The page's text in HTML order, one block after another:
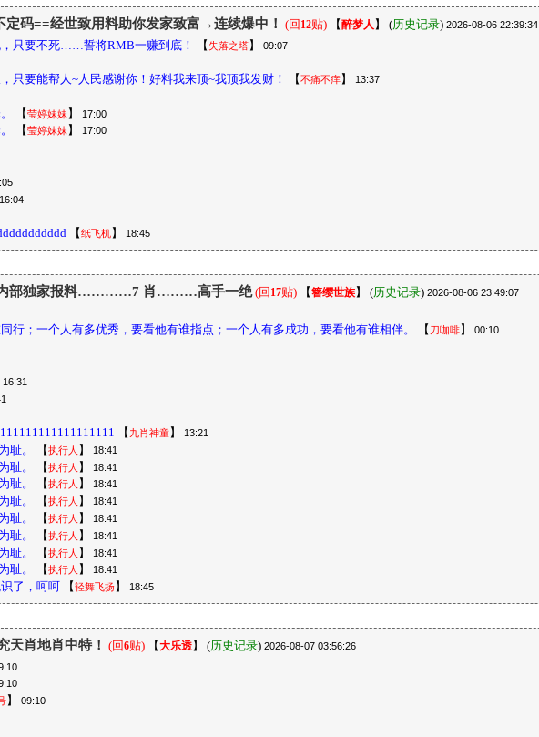
定码==经世致用料助你发家致富→连续爆中！ (回 12贴) 【醉梦人 】 (历史记录) 2026-08-06 22:39:34
只要不死……誓将RMB一赚到底！ 【失落之塔】 09:07
只要能帮人~人民感谢你！好料我来顶~我顶我发财！ 【不痛不痒】 13:37
【莹婷妹妹】 17:00
【莹婷妹妹】 17:00
16:04
【纸飞机】 18:45
内部独家报料…………7 肖………高手一绝 (回 17贴) 【簪缨世族】 (历史记录) 2026-08-06 23:49:07
行；一个人有多优秀，要看他有谁指点；一个人有多成功，要看他有谁相伴。 【 刀咖啡】 00:10
16:31
【 九肖神童】 13:21
耻。 【执行人 】 18:41
耻。 【执行人 】 18:41
耻。 【执行人 】 18:41
耻。 【执行人 】 18:41
耻。 【执行人 】 18:41
耻。 【执行人 】 18:41
耻。 【执行人 】 18:41
耻。 【执行人 】 18:41
了，呵呵 【轻舞飞扬】 18:45
天肖地肖中特！ (回6贴) 【大乐透】 (历史记录) 2026-08-07 03:56:26
】 09:10